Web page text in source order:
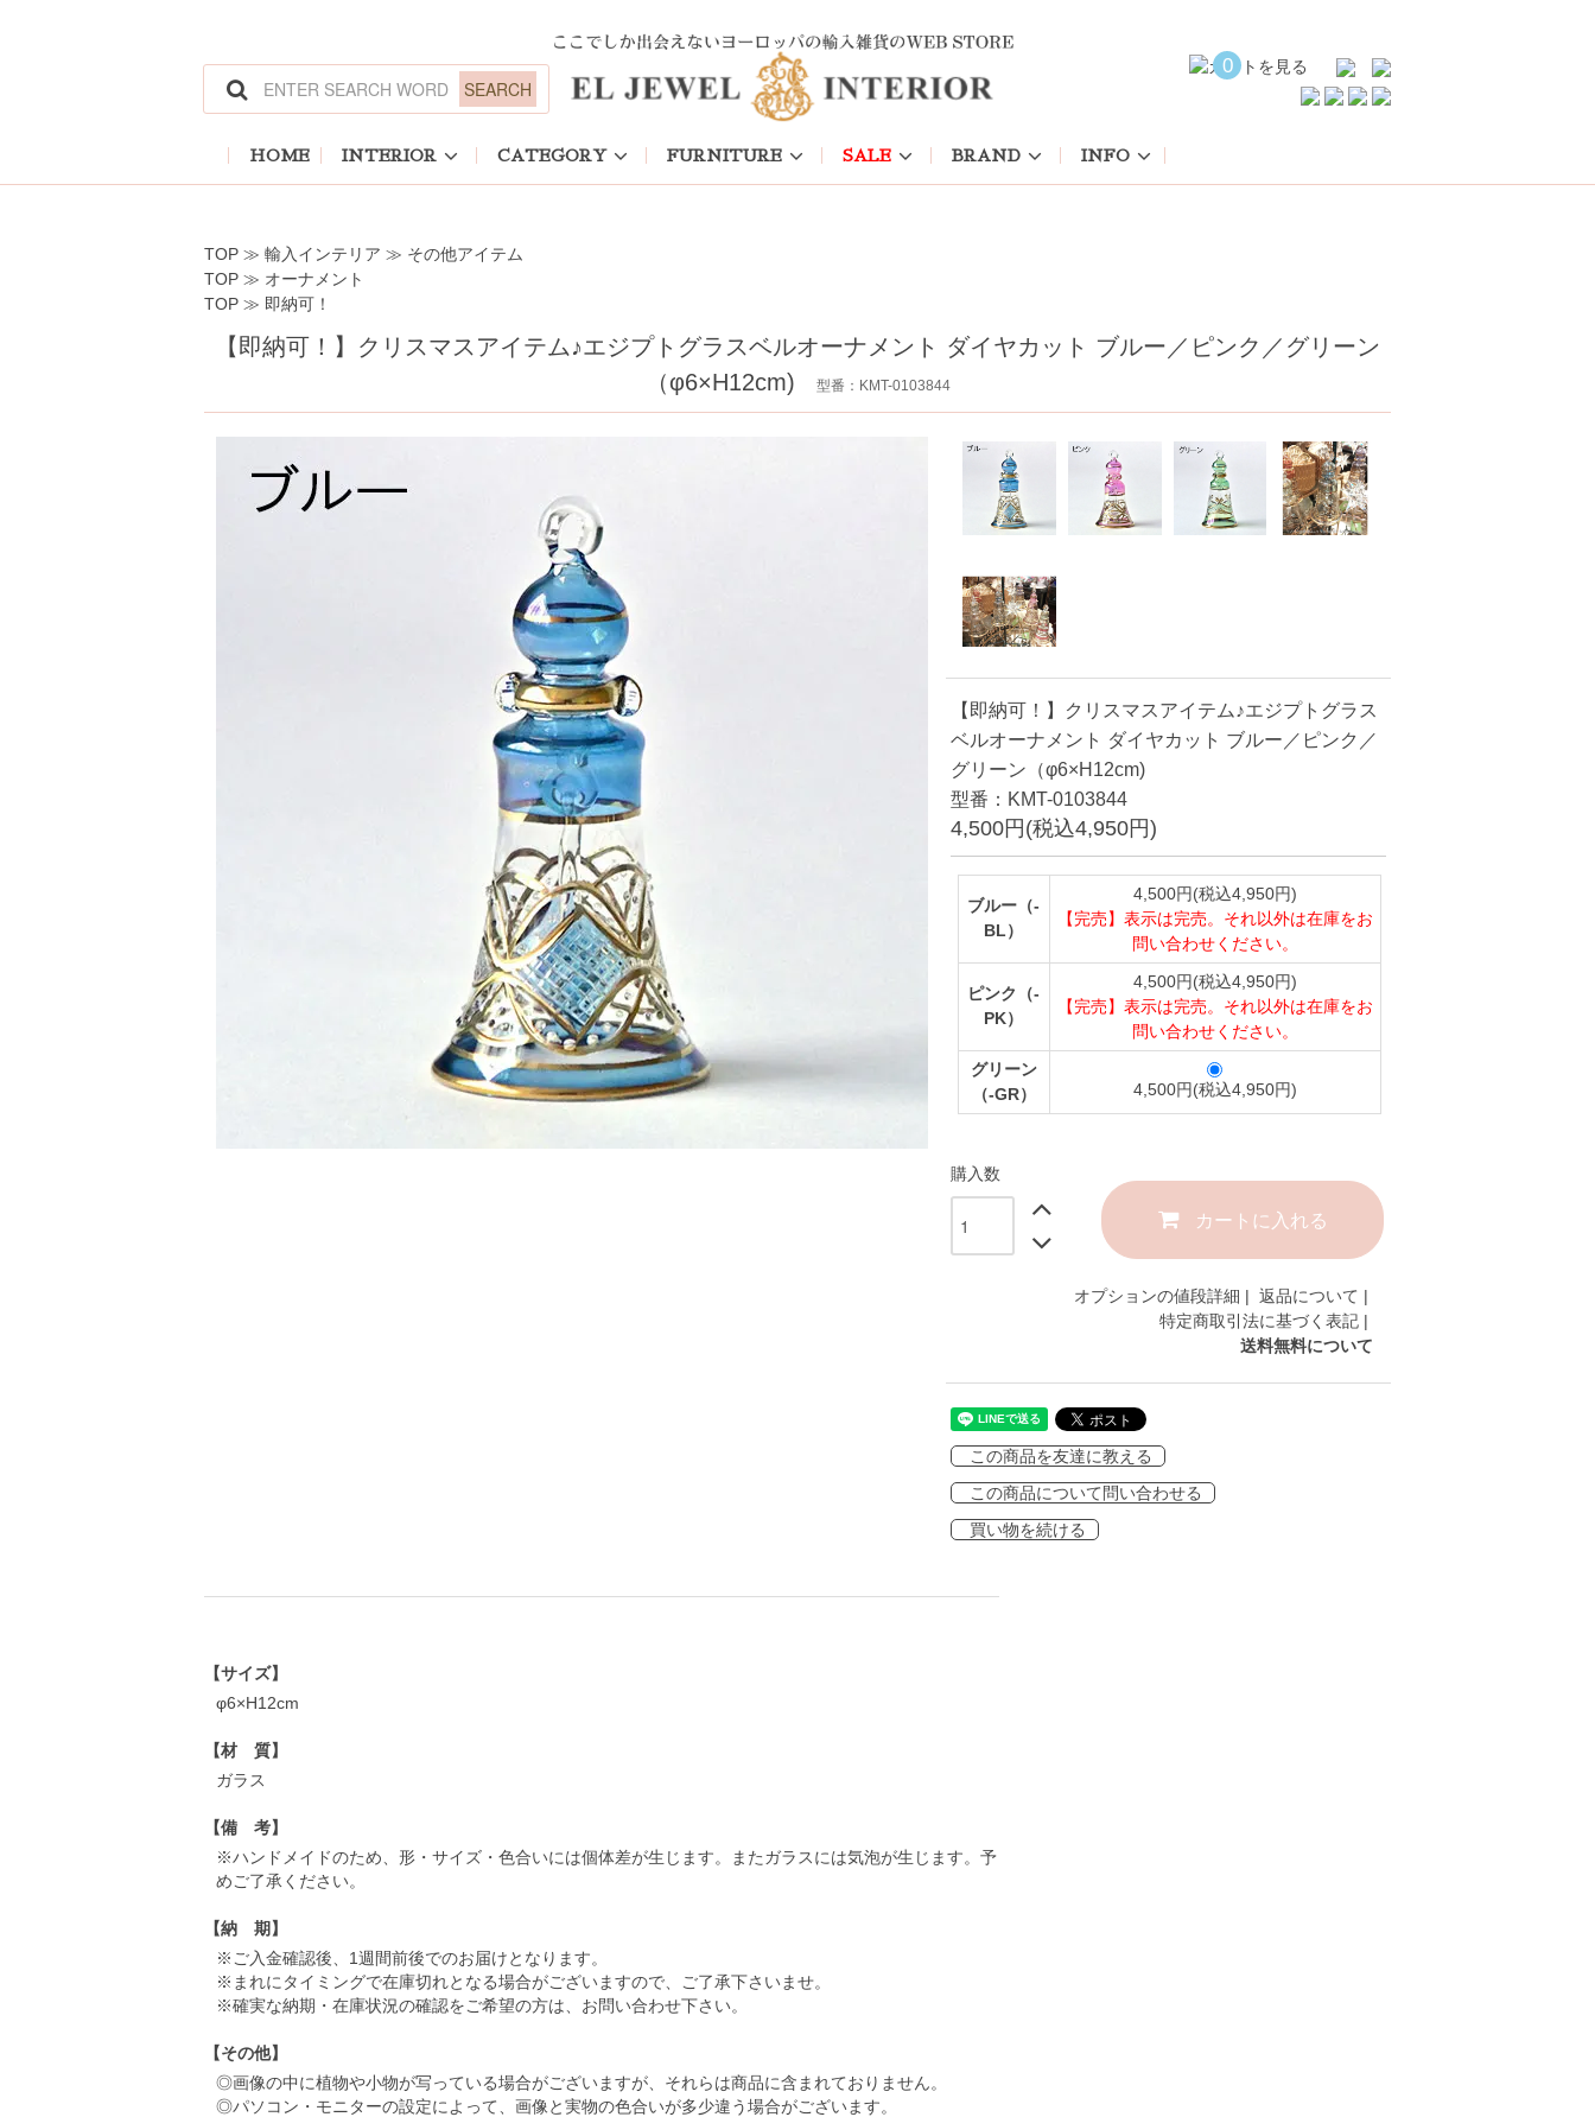
0
HOME INTERIOR CATEGORY FURNITURE SALE BRAND INFO
ホーム
TOP ≫ 輸入インテリア ≫ その他アイテム
TOP ≫ オーナメント
TOP ≫ 即納可！
【即納可！】クリスマスアイテム♪エジプトグラスベルオーナメント ダイヤカット ブルー／ピンク／グリーン
（φ6×H12cm)
型番：KMT-0103844
【即納可！】クリスマスアイテム♪エジプトグラス
ベルオーナメント ダイヤカット ブルー／ピンク／
グリーン（φ6×H12cm)
型番：KMT-0103844
4,500円(税込4,950円)
ブルー（-
BL）
4,500円(税込4,950円)
【完売】表示は完売。それ以外は在庫をお
問い合わせください。
ピンク（-
PK）
4,500円(税込4,950円)
【完売】表示は完売。それ以外は在庫をお
問い合わせください。
グリーン
（-GR）
4,500円(税込4,950円)
購入数
カートに入れる
オプションの値段詳細 | 返品について |
特定商取引法に基づく表記 |
送料無料について
この商品を友達に教える
この商品について問い合わせる
買い物を続ける
【サイズ】
φ6×H12cm
【材 質】
ガラス
【備 考】
※ハンドメイドのため、形・サイズ・色合いには個体差が生じます。またガラスには気泡が生じます。予
めご了承ください。
【納 期】
※ご入金確認後、1週間前後でのお届けとなります。
※まれにタイミングで在庫切れとなる場合がございますので、ご了承下さいませ。
※確実な納期・在庫状況の確認をご希望の方は、お問い合わせ下さい。
【その他】
◎画像の中に植物や小物が写っている場合がございますが、それらは商品に含まれておりません。
◎パソコン・モニターの設定によって、画像と実物の色合いが多少違う場合がございます。